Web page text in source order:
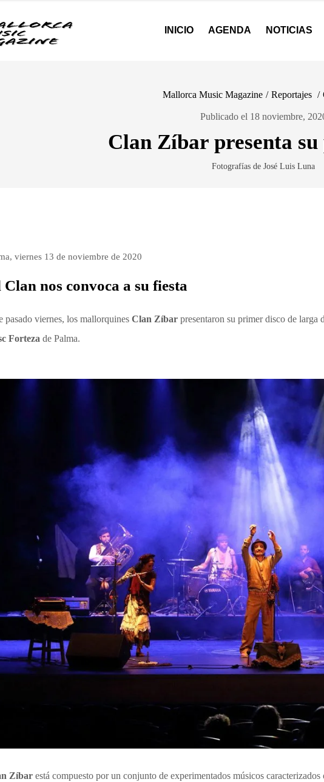
INICIO AGENDA NOTICIAS
Mallorca Music Magazine / Reportajes /
Publicado el 18 noviembre,
Clan Zíbar presenta
Fotografías de José Luis Luna
viernes 13 de noviembre de 2020
Clan nos convoca a su fiesta
pasado viernes, los mallorquinesClan Zíbar presentaron su primer disco de
Forteza de Palma.
Zíbar está compuesto por un conjunto de experimentados músicos